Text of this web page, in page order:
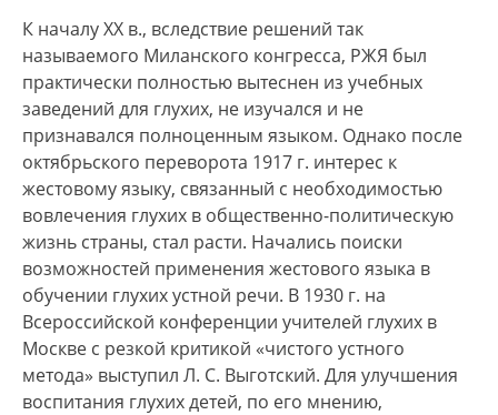
К началу XX в., вследствие решений так
называемого Миланского конгресса, РЖЯ был
практически полностью вытеснен из учебных
заведений для глухих, не изучался и не
признавался полноценным языком. Однако после
октябрьского переворота 1917 г. интерес к
жестовому языку, связанный с необходимостью
вовлечения глухих в общественно-политическую
жизнь страны, стал расти. Начались поиски
возможностей применения жестового языка в
обучении глухих устной речи. В 1930 г. на
Всероссийской конференции учителей глухих в
Москве с резкой критикой «чистого устного
метода» выступил Л. С. Выготский. Для улучшения
воспитания глухих детей, по его мнению,